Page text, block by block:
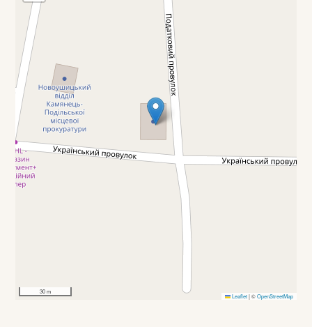
30 m
Leaflet |©OpenStreetMap